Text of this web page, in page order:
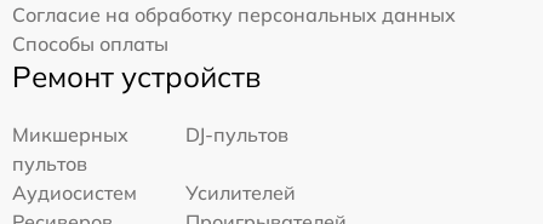
Согласие на обработку персональных данных
Способы оплаты
Ремонт устройств
Микшерных
пультов
DJ-пультов
Аудиосистем
Усилителей